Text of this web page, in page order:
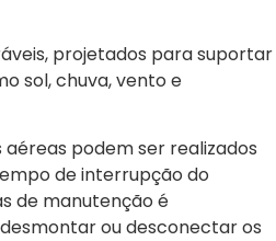
projetados para suportar
sol, chuva, vento e
podem ser realizados
de interrupção do
de manutenção é
ou desconectar os